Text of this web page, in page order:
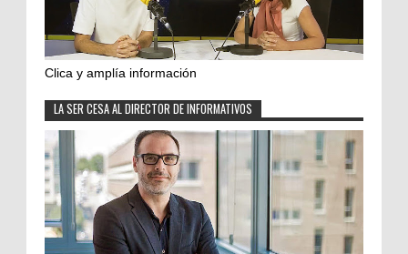
Clica y amplía información
LA SER CESA AL DIRECTOR DE INFORMATIVOS